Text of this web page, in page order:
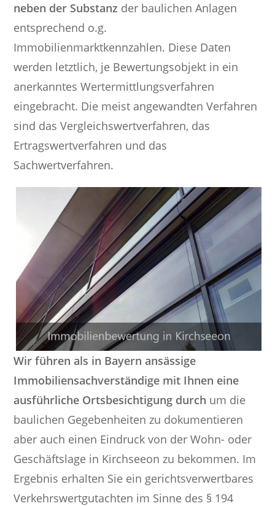
neben der Substanz der baulichen Anlagen
entsprechend o.g.
Immobilienmarktkennzahlen. Diese Daten
werden letztlich, je Bewertungsobjekt in ein
anerkanntes Wertermittlungsverfahren
eingebracht. Die meist angewandten Verfahren
sind das Vergleichswertverfahren, das
Ertragswertverfahren und das
Sachwertverfahren.
Wir führen als in Bayern ansässige
Immobiliensachverständige mit Ihnen eine
ausführliche Ortsbesichtigung durch um die
baulichen Gegebenheiten zu dokumentieren
aber auch einen Eindruck von der Wohn- oder
Geschäftslage in Kirchseeon zu bekommen. Im
Ergebnis erhalten Sie ein gerichtsverwertbares
Verkehrswertgutachten im Sinne des § 194